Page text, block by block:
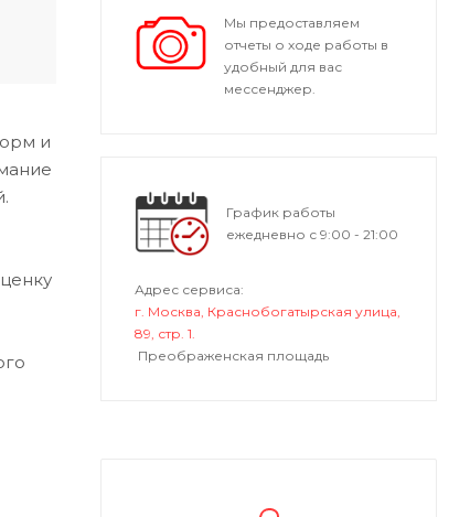
и
Мы предоставляем
отчеты о ходе работы в
удобный для вас
мессенджер.
График работы
ежедневно с 9:00 - 21:00
Адрес сервиса:
г. Москва, Краснобогатырская улица,
89, стр. 1.
Преображенская площадь